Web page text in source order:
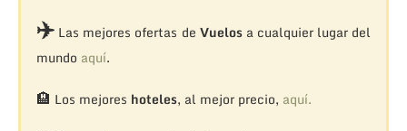
✈️Las mejores ofertas de Vuelosa cualquier lugar del
mundo aquí.
🏨 Los mejores hoteles, al mejor precio, aquí.